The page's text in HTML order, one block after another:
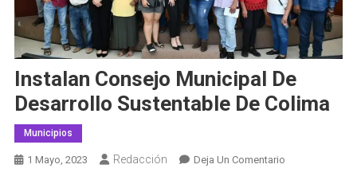
Instalan Consejo Municipal De
Desarrollo Sustentable De Colima
Municipios
1 Mayo, 2023 Redacción Deja Un ComentarioEn